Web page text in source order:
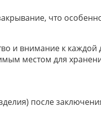
что
и внимание к каждой
местом для
после